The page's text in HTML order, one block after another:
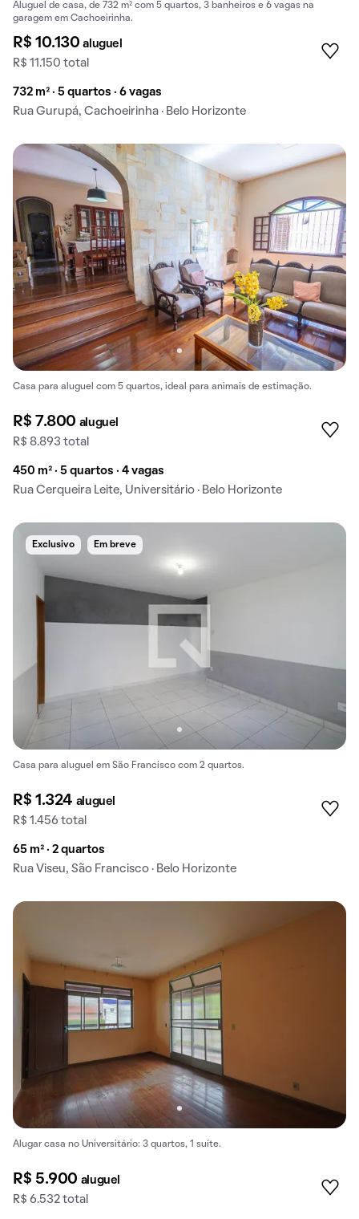
Aluguel de casa, de 732 m² com 5 quartos, 3 banheiros e 6 vagas na
garagem em Cachoeirinha.
R$ 10.130aluguel
R$ 11.150 total
732 m² · 5 quartos · 6 vagas
Rua Gurupá, Cachoeirinha · Belo Horizonte
Casa para aluguel com 5 quartos, ideal para animais de estimação.
R$ 7.800 aluguel
R$ 8.893 total
450 m² · 5 quartos · 4 vagas
Rua Cerqueira Leite, Universitário · Belo Horizonte
Exclusivo Em breve
Casa para aluguel em São Francisco com 2 quartos.
R$ 1.324 aluguel
R$ 1.456 total
65 m² · 2 quartos
Rua Viseu, São Francisco · Belo Horizonte
Alugar casa no Universitário: 3 quartos, 1 suíte.
R$ 5.900 aluguel
R$ 6.532 total